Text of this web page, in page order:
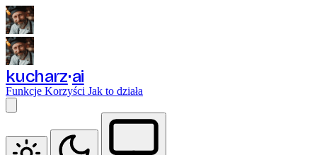
kucharz ai
Funkcje Korzyści Jak to działa